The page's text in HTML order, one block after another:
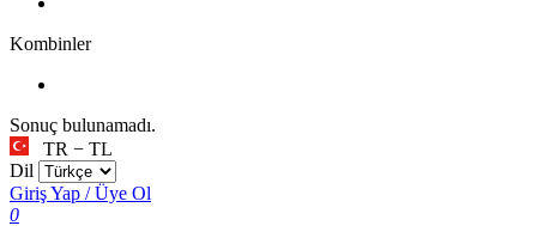
Kombinler
Sonuç bulunamadı.
TR − TL
Dil
Giriş Yap / Üye Ol
0